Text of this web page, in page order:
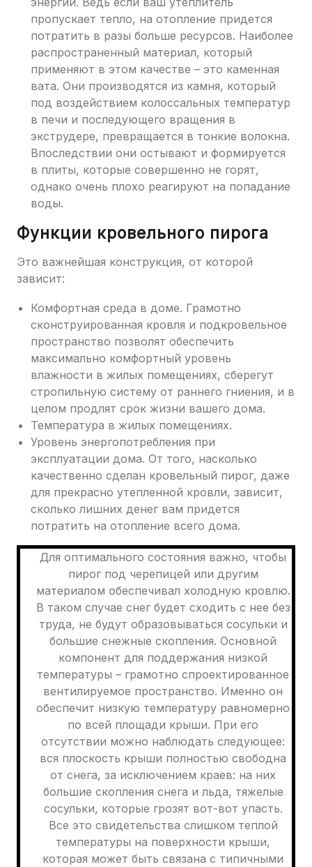
пропускает тепло, на отопление придется
потратить в разы больше ресурсов. Наиболее
распространенный материал, который
применяют в этом качестве – это каменная
вата. Они производятся из камня, который
под воздействием колоссальных температур
в печи и последующего вращения в
экструдере, превращается в тонкие волокна.
Впоследствии они остывают и формируется
в плиты, которые совершенно не горят,
однако очень плохо реагируют на попадание
воды.
Функции кровельного пирога
Это важнейшая конструкция, от которой
зависит:
Комфортная среда в доме. Грамотно
сконструированная кровля и подкровельное
пространство позволят обеспечить
максимально комфортный уровень
влажности в жилых помещениях, сберегут
стропильную систему от раннего гниения, и в
целом продлят срок жизни вашего дома.
Температура в жилых помещениях.
Уровень энергопотребления при
эксплуатации дома. От того, насколько
качественно сделан кровельный пирог, даже
для прекрасно утепленной кровли, зависит,
сколько лишних денег вам придется
потратить на отопление всего дома.
Для оптимального состояния важно, чтобы
пирог под черепицей или другим
материалом обеспечивал холодную кровлю.
В таком случае снег будет сходить с нее без
труда, не будут образовываться сосульки и
большие снежные скопления. Основной
компонент для поддержания низкой
температуры – грамотно спроектированное
вентилируемое пространство. Именно он
обеспечит низкую температуру равномерно
по всей площади крыши. При его
отсутствии можно наблюдать следующее:
вся плоскость крыши полностью свободна
от снега, за исключением краев: на них
большие скопления снега и льда, тяжелые
сосульки, которые грозят вот-вот упасть.
Все это свидетельства слишком теплой
температуры на поверхности крыши,
которая может быть связана с типичными